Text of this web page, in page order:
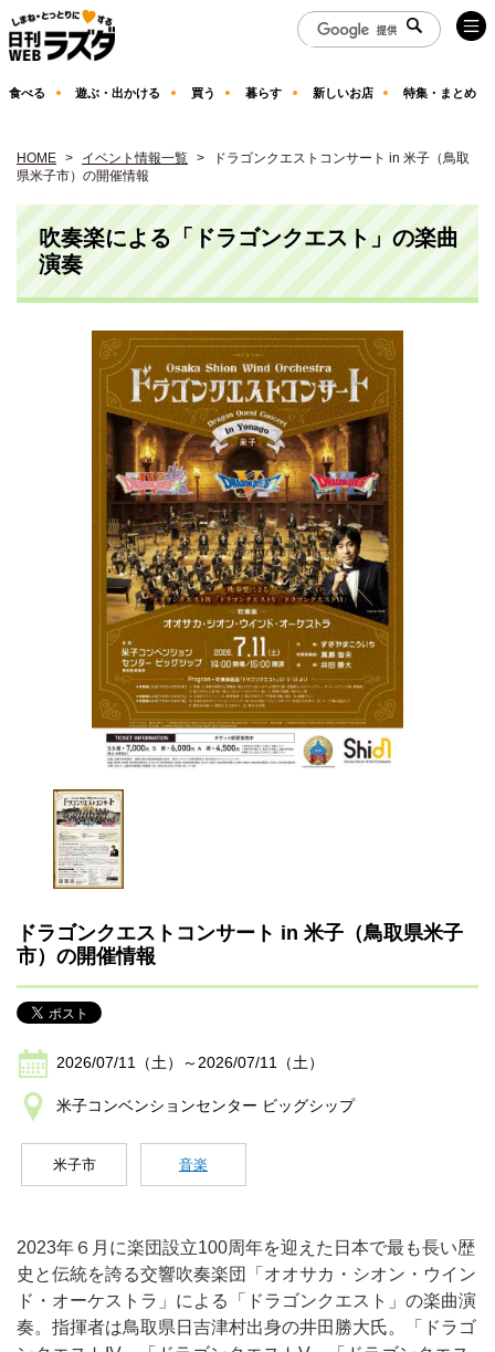
食べる 遊ぶ・出かける 買う 暮らす 新しいお店 特集・まとめ
HOME イベント情報一覧
ドラゴンクエストコンサート in 米子（鳥取
県米子市）の開催情報
吹奏楽による「ドラゴンクエスト」の楽曲
演奏
ドラゴンクエストコンサート in 米子（鳥取県米子
市）の開催情報
2026/07/11（土）～2026/07/11（土）
米子コンベンションセンター ビッグシップ
米子市 音楽
2023年６月に楽団設立100周年を迎えた日本で最も長い歴
史と伝統を誇る交響吹奏楽団「オオサカ・シオン・ウイン
ド・オーケストラ」による「ドラゴンクエスト」の楽曲演
奏。指揮者は鳥取県日吉津村出身の井田勝大氏。「ドラゴ